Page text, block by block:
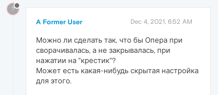
?
A Former User Dec 4, 2021, 6:52 AM
Можно ли сделать так, что бы Опера при
сворачивалась, а не закрывалась, при
нажатии на "крестик"?
Может есть какая-нибудь скрытая настройка
для этого.